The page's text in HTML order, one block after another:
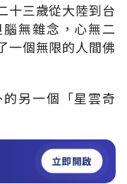
十三歲從大陸到台
無雜念，心無二
一個無限的人間佛
另一個「星雲奇
立即開啟